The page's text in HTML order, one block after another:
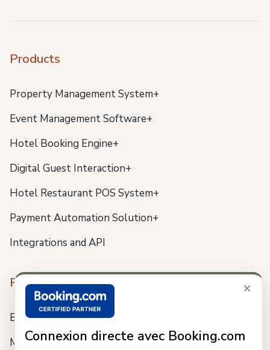
×
Connexion directe avec Booking.com
Products
Property Management System+
Event Management Software+
Hotel Booking Engine+
Digital Guest Interaction+
Hotel Restaurant POS System+
Payment Automation Solution+
Integrations and API
Resources
Blog
Meet us